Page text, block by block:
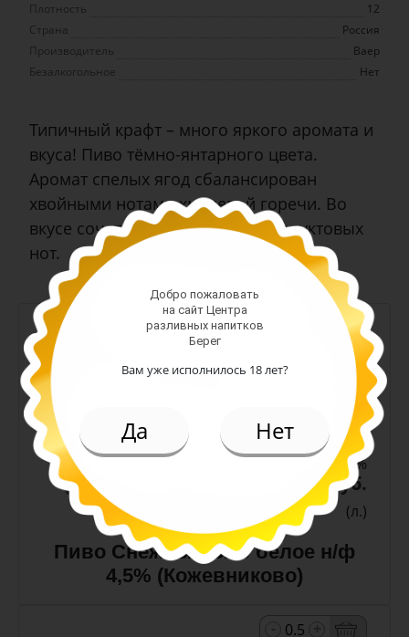
Плотность
12
Страна
Россия
Производитель
Ваер
Безалкогольное
Нет
Типичный крафт – много яркого аромата и
вкуса! Пиво тёмно-янтарного цвета.
Аромат спелых ягод сбалансирован
хвойными нотами хмелевой горечи. Во
вкусе сочетание цитрусовых и фруктовых
нот.
Арт. 11373
светлое н/ф
Алк: 4.5%
Плотность: 12%
219.00 руб.
(л.)
Пиво Снежный Эль белое н/ф
4,5% (Кожевниково)
Добро пожаловать
на сайт Центра
разливных напитков
Берег
Вам уже исполнилось 18 лет?
Да Нет